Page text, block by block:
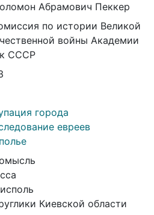
Абрамович Пеккер
по истории Великой
войны Академии
СССР
города
евреев
Киевской области